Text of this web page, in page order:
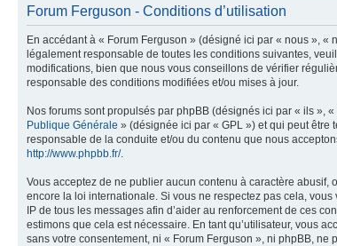
Forum Ferguson - Conditions d’utilisation
En accédant à « Forum Ferguson » (désigné ici par « nous », «
légalement responsable de toutes les conditions suivantes,
modifications, bien que nous vous conseillons de vérifier
responsable des conditions modifiées et/ou mises à jour.
Nos forums sont propulsés par phpBB (désignés ici par « ils »,
Publique Générale » (désignée ici par « GPL ») et qui peut être
responsable de la conduite et/ou du contenu que nous
http://www.phpbb.fr/.
Vous acceptez de ne publier aucun contenu à caractère
encore la loi internationale. Si vous ne respectez pas cela,
IP de tous les messages afin d’aider au renforcement de ces
estimons que cela est nécessaire. En tant qu’utilisateur, vous
sans votre consentement, ni « Forum Ferguson », ni phpBB,